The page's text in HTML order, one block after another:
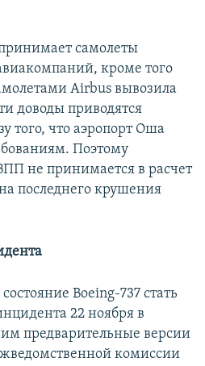
самолеты
кроме того
Airbus вывозила
доводы приводятся
того, что аэропорт Оша
Поэтому
не принимается в расчет
последнего крушения
Boeing-737 стать
22 ноября в
предварительные версии
комиссии